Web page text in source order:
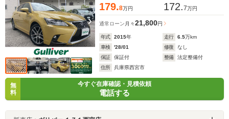
179.8万円 172.7万円
通常ローン 月々21,800円
年式 2015年 走行 6.5万km
車検
'28/01 修復
なし
保証
保証付 整備
法定整備付
住所
兵庫県西宮市
無
料
今すぐ在庫確認・見積依頼
電話する